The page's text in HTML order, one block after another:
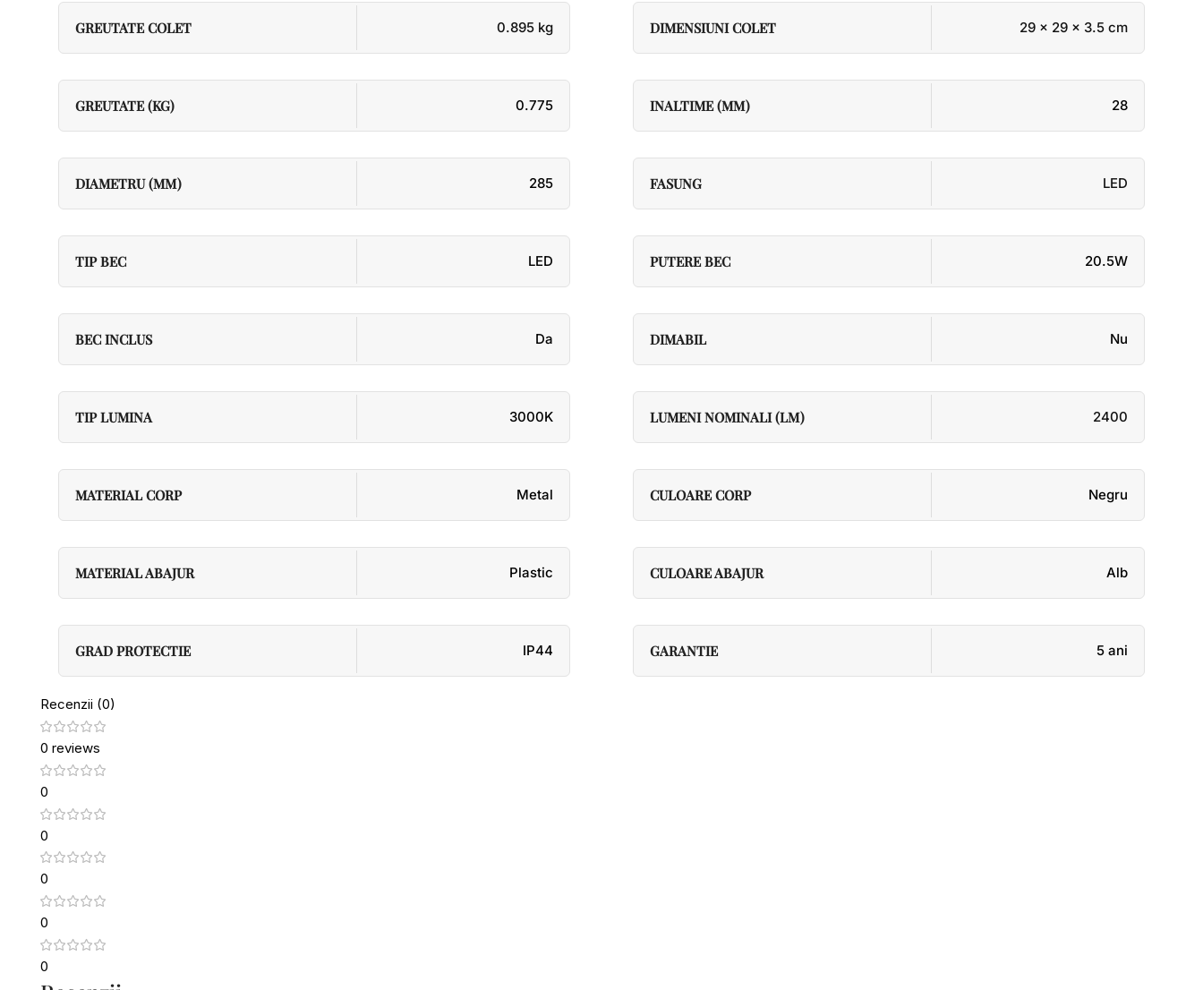
GREUTATE COLET 0.895 kg DIMENSIUNI COLET 29 × 29 × 3.5 cm
GREUTATE (KG) 0.775 INALTIME (MM) 28
DIAMETRU (MM) 285 FASUNG LED
TIP BEC LED PUTERE BEC 20.5W
BEC INCLUS Da DIMABIL Nu
TIP LUMINA 3000K LUMENI NOMINALI (LM) 2400
MATERIAL CORP Metal CULOARE CORP Negru
MATERIAL ABAJUR Plastic CULOARE ABAJUR Alb
GRAD PROTECTIE IP44 GARANTIE 5 ani
Recenzii (0)
0 reviews
0
0
0
0
0